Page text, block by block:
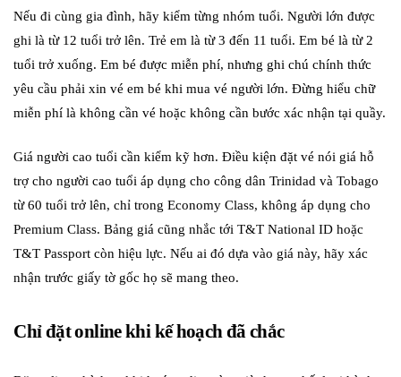
Nếu đi cùng gia đình, hãy kiểm từng nhóm tuổi. Người lớn được
ghi là từ 12 tuổi trở lên. Trẻ em là từ 3 đến 11 tuổi. Em bé là từ 2
tuổi trở xuống. Em bé được miễn phí, nhưng ghi chú chính thức
yêu cầu phải xin vé em bé khi mua vé người lớn. Đừng hiểu chữ
miễn phí là không cần vé hoặc không cần bước xác nhận tại quầy.
Giá người cao tuổi cần kiểm kỹ hơn. Điều kiện đặt vé nói giá hỗ
trợ cho người cao tuổi áp dụng cho công dân Trinidad và Tobago
từ 60 tuổi trở lên, chỉ trong Economy Class, không áp dụng cho
Premium Class. Bảng giá cũng nhắc tới T&T National ID hoặc
T&T Passport còn hiệu lực. Nếu ai đó dựa vào giá này, hãy xác
nhận trước giấy tờ gốc họ sẽ mang theo.
Chỉ đặt online khi kế hoạch đã chắc